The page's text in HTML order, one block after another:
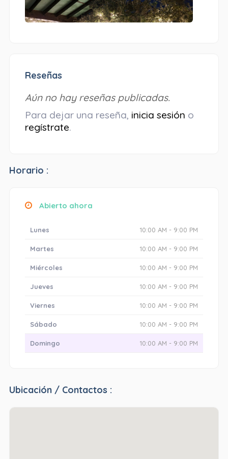
Reseñas
Aún no hay reseñas publicadas.
Para dejar una reseña, inicia sesión o
regístrate.
Horario :
Abierto ahora
Lunes 10:00 AM - 9:00 PM
Martes 10:00 AM - 9:00 PM
Miércoles 10:00 AM - 9:00 PM
Jueves 10:00 AM - 9:00 PM
Viernes 10:00 AM - 9:00 PM
Sábado 10:00 AM - 9:00 PM
Domingo 10:00 AM - 9:00 PM
Ubicación / Contactos :